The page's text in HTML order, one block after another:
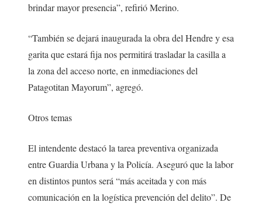
brindar mayor presencia”, refirió Merino.
“También se dejará inaugurada la obra del Hendre y esa
garita que estará fija nos permitirá trasladar la casilla a
la zona del acceso norte, en inmediaciones del
Patagotitan Mayorum”, agregó.
Otros temas
El intendente destacó la tarea preventiva organizada
entre Guardia Urbana y la Policía. Aseguró que la labor
en distintos puntos será “más aceitada y con más
comunicación en la logística prevención del delito”. De